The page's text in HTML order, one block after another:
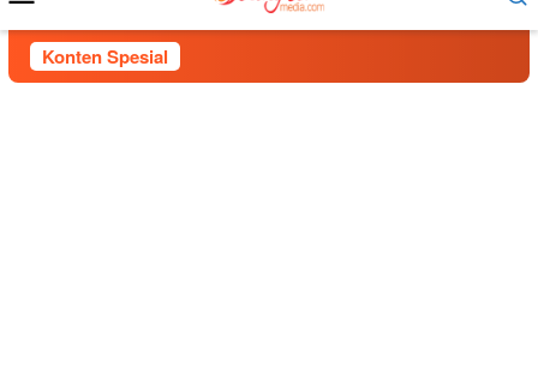
Mobile
Konten Spesial